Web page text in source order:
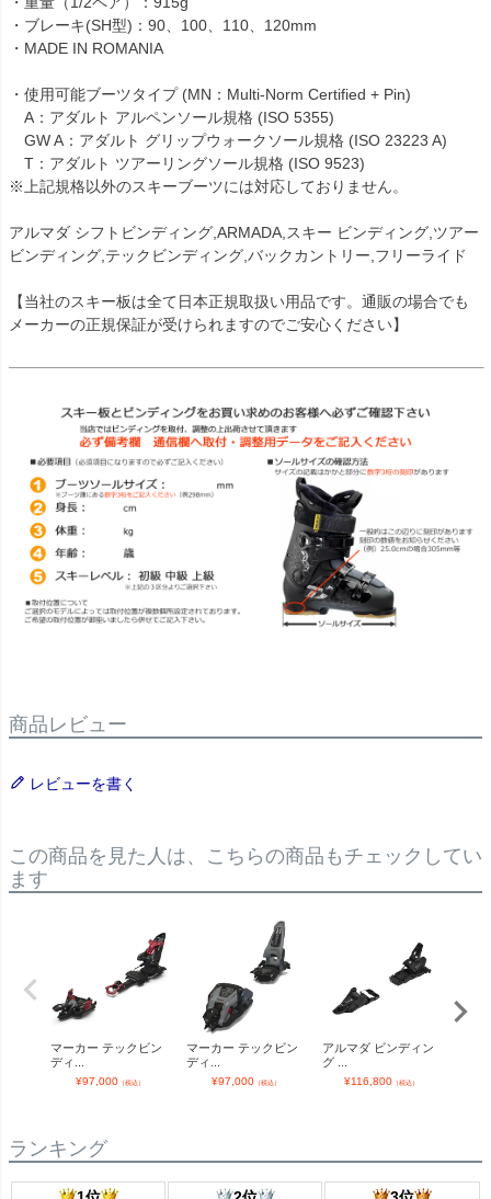
・ブレーキ(SH型)：90、100、110、120mm
・MADE IN ROMANIA
・使用可能ブーツタイプ (MN：Multi-Norm Certified + Pin)
A：アダルト アルペンソール規格 (ISO 5355)
GW A：アダルト グリップウォークソール規格 (ISO 23223 A)
T：アダルト ツアーリングソール規格 (ISO 9523)
※上記規格以外のスキーブーツには対応しておりません。
アルマダ シフトビンディング,ARMADA,スキー ビンディング,ツアー
ビンディング,テックビンディング,バックカントリー,フリーライド
【当社のスキー板は全て日本正規取扱い用品です。通販の場合でも
メーカーの正規保証が受けられますのでご安心ください】
商品レビュー
レビューを書く
この商品を見た人は、こちらの商品もチェックしてい
ます
マーカー テックビン
ディ...
¥97,000（税込）
マーカー テックビン
ディ...
¥97,000（税込）
アルマダ ビンディン
グ ...
¥116,800 （税込）
ランキング